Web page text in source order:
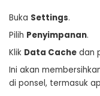
Buka Settings.
Pilih Penyimpanan.
Klik Data Cache dan
Ini akan
di ponsel, termasuk